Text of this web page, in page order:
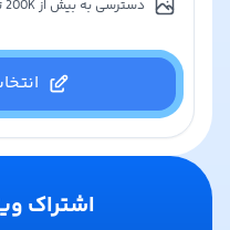
دسترسی به بیش از 200K تصویر و آیکون
اشتراک